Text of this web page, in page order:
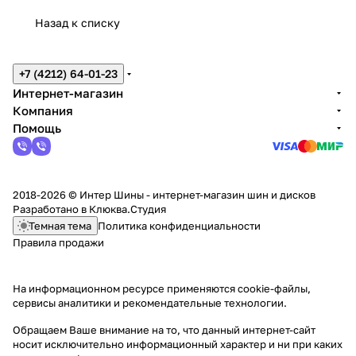
Назад к списку
+7 (4212) 64-01-23
Интернет-магазин
Компания
Помощь
2018-2026 © Интер Шины - интернет-магазин шин и дисков
Разработано в Клюква.Студия
Темная тема Политика конфиденциальности
Правила продажи
На информационном ресурсе применяютсяcookie-файлы,
сервисы аналитики и рекомендательные технологии.
Обращаем Ваше внимание на то, что данный интернет-сайт
носит исключительно информационный характер и ни при каких